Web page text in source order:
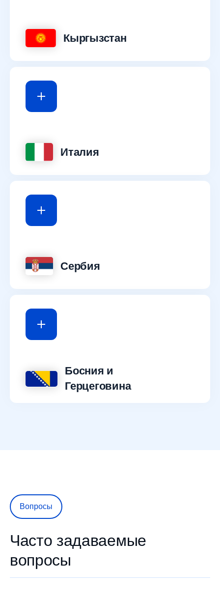
Италия
Кыргызстан
Сербия
Босния и
Герцеговина
Часто задаваемые
вопросы
Вопросы